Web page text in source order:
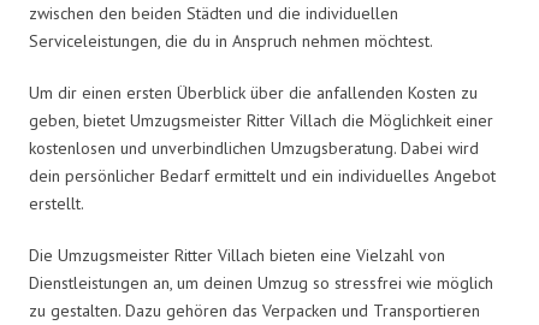
zwischen den beiden Städten und die individuellen
Serviceleistungen, die du in Anspruch nehmen möchtest.
Um dir einen ersten Überblick über die anfallenden Kosten zu
geben, bietet Umzugsmeister Ritter Villach die Möglichkeit einer
kostenlosen und unverbindlichen Umzugsberatung. Dabei wird
dein persönlicher Bedarf ermittelt und ein individuelles Angebot
erstellt.
Die Umzugsmeister Ritter Villach bieten eine Vielzahl von
Dienstleistungen an, um deinen Umzug so stressfrei wie möglich
zu gestalten. Dazu gehören das Verpacken und Transportieren